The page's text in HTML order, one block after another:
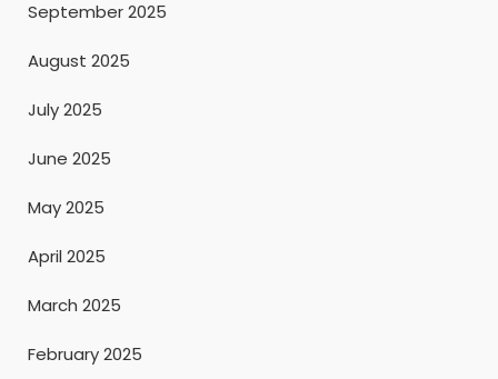
September 2025
August 2025
July 2025
June 2025
May 2025
April 2025
March 2025
February 2025